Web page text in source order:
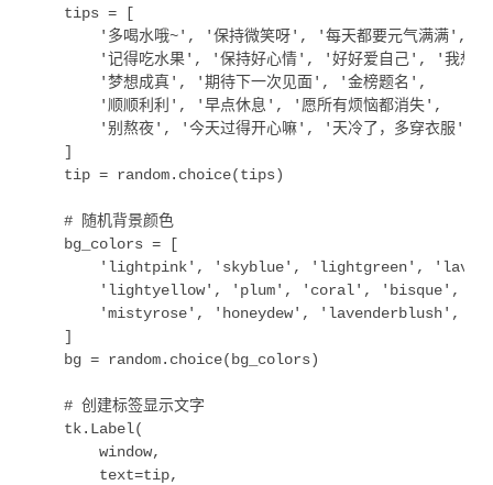
    tips = [
        '多喝水哦~', '保持微笑呀', '每天都要元气满满',
'记得吃水果', '保持好心情', '好好爱自己', '我想
        '梦想成真', '期待下一次见面', '金榜题名',
        '顺顺利利', '早点休息', '愿所有烦恼都消失',
        '别熬夜', '今天过得开心嘛', '天冷了，多穿衣服'
    ]
    tip = random.choice(tips)
    # 随机背景颜色
    bg_colors = [
'lightpink', 'skyblue', 'lightgreen',
'lightyellow', 'plum', 'coral', 'bisque',
'mistyrose', 'honeydew', 'lavenderblush',
    ]
    bg = random.choice(bg_colors)
    # 创建标签显示文字
    tk.Label(
        window,
        text=tip,